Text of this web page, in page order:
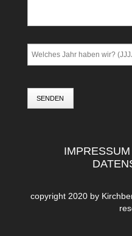
SENDEN
IMPRESSUM
copyright 2020 by